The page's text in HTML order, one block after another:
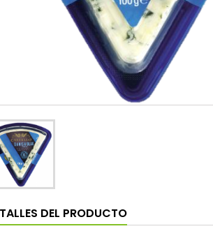
DEL PRODUCTO